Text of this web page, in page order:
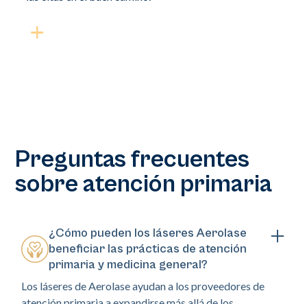
Preguntas frecuentes
sobre atención primaria
¿Cómo pueden los láseres Aerolase
beneficiar las prácticas de atención
primaria y medicina general?
Los láseres de Aerolase ayudan a los proveedores de